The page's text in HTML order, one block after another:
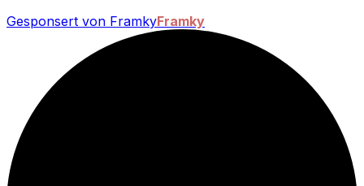
Gesponsert von FramkyFramky